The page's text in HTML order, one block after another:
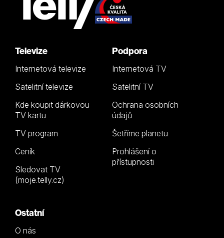
Televize
Internetová televize
Satelitní televize
Kde koupit dárkovou
TV kartu
TV program
Ceník
Sledovat TV
(moje.telly.cz)
Podpora
Internetová TV
Satelitní TV
Ochrana osobních
údajů
Šetříme planetu
Prohlášení o
přístupnosti
Ostatní
O nás